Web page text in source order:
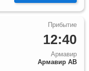
12:40
Армавир
Армавир АВ